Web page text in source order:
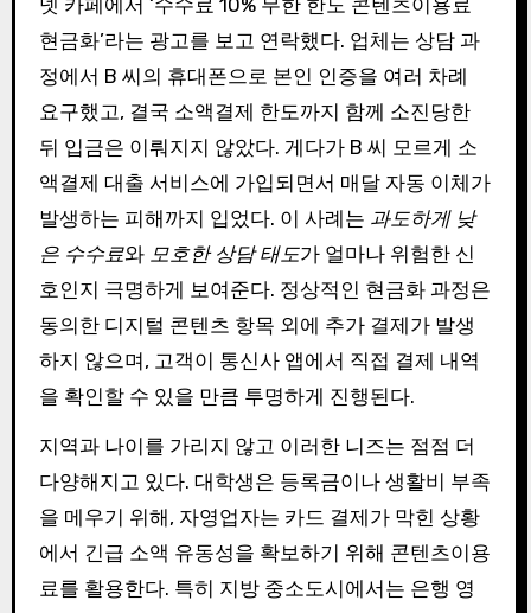
현금화’라는 광고를 보고 연락했다. 업체는 상담 과
정에서 B 씨의 휴대폰으로 본인 인증을 여러 차례
요구했고, 결국 소액결제 한도까지 함께 소진당한
뒤 입금은 이뤄지지 않았다. 게다가 B 씨 모르게 소
액결제 대출 서비스에 가입되면서 매달 자동 이체가
발생하는 피해까지 입었다. 이 사례는 과도하게 낮
은 수수료와 모호한 상담 태도가 얼마나 위험한 신
호인지 극명하게 보여준다. 정상적인 현금화 과정은
동의한 디지털 콘텐츠 항목 외에 추가 결제가 발생
하지 않으며, 고객이 통신사 앱에서 직접 결제 내역
을 확인할 수 있을 만큼 투명하게 진행된다.
지역과 나이를 가리지 않고 이러한 니즈는 점점 더
다양해지고 있다. 대학생은 등록금이나 생활비 부족
을 메우기 위해, 자영업자는 카드 결제가 막힌 상황
에서 긴급 소액 유동성을 확보하기 위해 콘텐츠이용
료를 활용한다. 특히 지방 중소도시에서는 은행 영